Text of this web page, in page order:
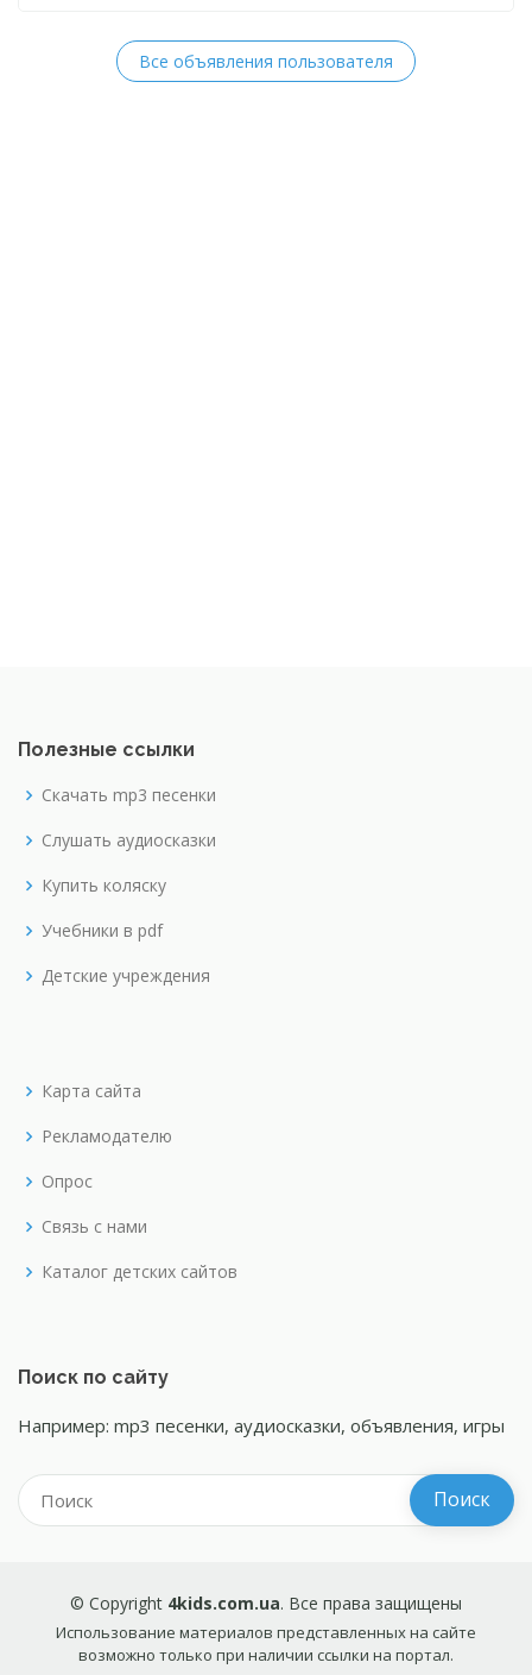
Все объявления пользователя
Полезные ссылки
Скачать mp3 песенки
Слушать аудиосказки
Купить коляску
Учебники в pdf
Детские учреждения
Карта сайта
Рекламодателю
Опрос
Связь с нами
Каталог детских сайтов
Поиск по сайту
Например: mp3 песенки, аудиосказки, объявления, игры
© Copyright 4kids.com.ua. Все права защищены
Использование материалов представленных на сайте
возможно только при наличии ссылки на портал.